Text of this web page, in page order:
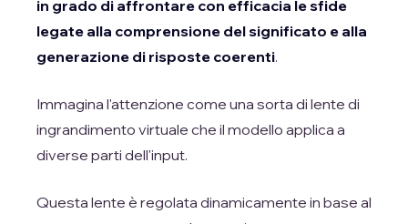
in grado di affrontare con efficacia le sfide
legate alla comprensione del significato e alla
generazione di risposte coerenti.
Immagina l'attenzione come una sorta di lente di
ingrandimento virtuale che il modello applica a
diverse parti dell'input.
Questa lente è regolata dinamicamente in base al